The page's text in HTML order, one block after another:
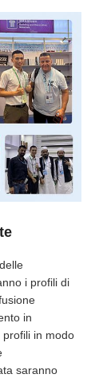
i profili di
in
in modo
saranno